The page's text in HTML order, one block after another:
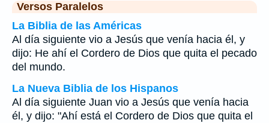
Versos Paralelos
La Biblia de las Américas
Al día siguiente vio a Jesús que venía hacia él, y
dijo: He ahí el Cordero de Dios que quita el pecado
del mundo.
La Nueva Biblia de los Hispanos
Al día siguiente Juan vio a Jesús que venía hacia
él, y dijo: "Ahí está el Cordero de Dios que quita el